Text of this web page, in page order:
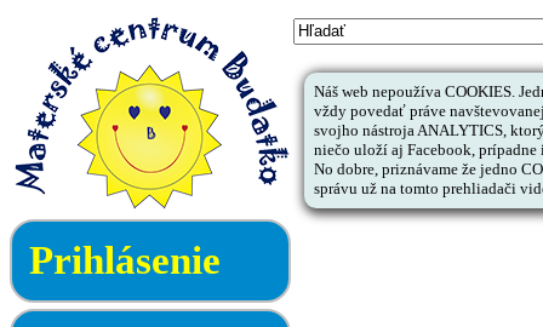
Náš web nepoužíva COOKIES.
vždy povedať práve
svojho nástroja ANALYTICS,
niečo uloží aj Facebook, prípadne
No dobre, priznávame že jedno
správu už na tomto prehliadači
Prihlásenie